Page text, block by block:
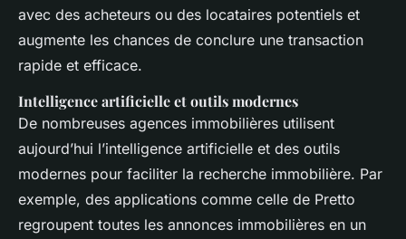
avec des acheteurs ou des locataires potentiels et
augmente les chances de conclure une transaction
rapide et efficace.
Intelligence artificielle et outils modernes
De nombreuses agences immobilières utilisent
aujourd’hui l’intelligence artificielle et des outils
modernes pour faciliter la recherche immobilière. Par
exemple, des applications comme celle de Pretto
regroupent toutes les annonces immobilières en un